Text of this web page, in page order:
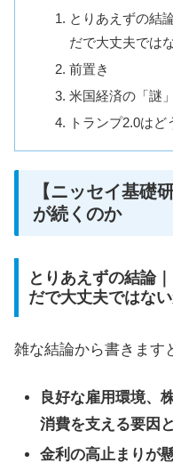
とりあえずの結
だで大丈夫では
前置き
米国経済の「謎」
トランプ2.0はど
【ニッセイ基礎
が続くのか
とりあえずの結論
だで大丈夫ではない
雑な結論から書きます
良好な雇用環境、
消費を支える要因
金利の高止まりが